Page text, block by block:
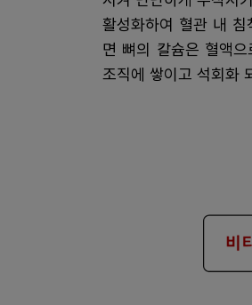
활성화하여 혈관 내 침
면 뼈의 칼슘은 혈액
조직에 쌓이고 석회화